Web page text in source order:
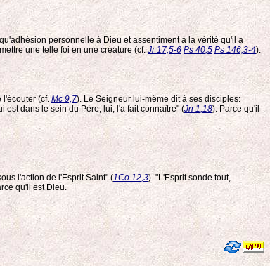
personnelle à Dieu et assentiment à la vérité qu'il a
une telle foi en une créature (cf.Jr 17,5-6 Ps 40,5 Ps 146,3-4).
l'écouter (cf.Mc 9,7). Le Seigneur lui-même dit à ses disciples:
est dans le sein du Père, lui, l'a fait connaître" (Jn 1,18). Parce qu'il
l'action de l'Esprit Saint" (1Co 12,3). "L'Esprit sonde tout,
qu'il est Dieu.